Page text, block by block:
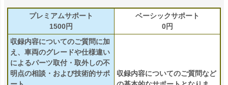
プレミアムサポート
1500円
ベーシックサポート
0円
収録内容についてのご質問に加
え、車両のグレードや仕様違い
によるパーツ取付・取外しの不
明点の相談・および技術的サポ
収録内容についてのご質問など